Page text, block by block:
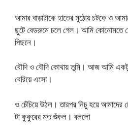
আমার বাড়াটাকে হাতের মুঠোয় চটকে ও
ছুটে বেডরুমে চলে গেল। আমি কোনোমতে
পিছনে।
বৌদি ও বৌদি কোথায় তুমি। আজ আমি একটু
বেরিয়ে এসো।
ও চেঁচিয়ে উঠল। তারপর নিচু হয়ে আমাদের
টা কুকুরের মত শুঁকল। বললো